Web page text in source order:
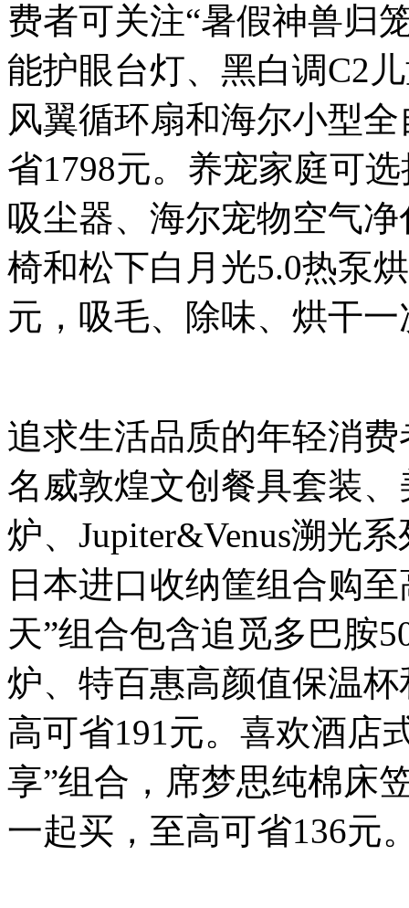
费者可关注“暑假神兽归
能护眼台灯、黑白调C2
风翼循环扇和海尔小型
省1798元。养宠家庭可
吸尘器、海尔宠物空气
椅和松下白月光5.0热泵
元，吸毛、除味、烘干
追求生活品质的年轻消
名威敦煌文创餐具套装
炉、Jupiter&Venus溯光
日本进口收纳筐组合购
天”组合包含追觅多巴胺
炉、特百惠高颜值保温
高可省191元。喜欢酒店
享”组合，席梦思纯棉床
一起买，至高可省136元